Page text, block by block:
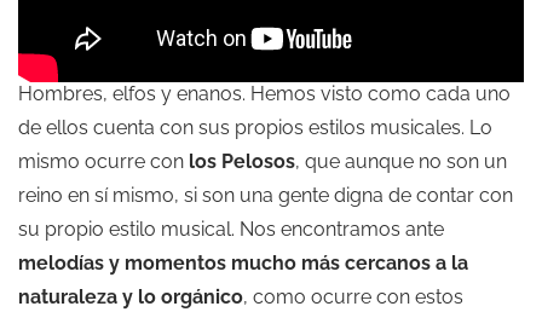
Hombres, elfos y enanos. Hemos visto como cada uno
de ellos cuenta con sus propios estilos musicales. Lo
mismo ocurre con los Pelosos, que aunque no son un
reino en sí mismo, si son una gente digna de contar con
su propio estilo musical. Nos encontramos ante
melodías y momentos mucho más cercanos a la
naturaleza y lo orgánico, como ocurre con estos